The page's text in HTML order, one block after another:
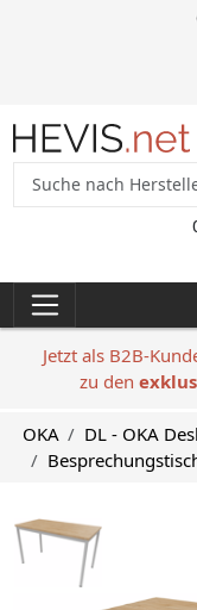
Jetzt als B2B-
zu den
OKA DL - OKA